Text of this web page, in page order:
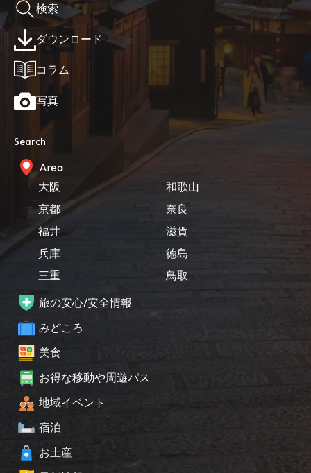
検索
ダウンロード
コラム
写真
Search
Area
大阪
京都
福井
兵庫
三重
和歌山
奈良
滋賀
徳島
鳥取
旅の安心/安全情報
みどころ
美食
お得な移動や周遊パス
地域イベント
宿泊
お土産